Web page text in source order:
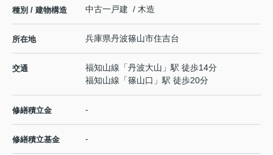
種別 / 建物構造 中古一戸建 / 木造
所在地 兵庫県丹波篠山市住吉台
交通 福知山線 「丹波大山 」駅 徒歩14分
福知山線 「篠山口 」駅 徒歩20分
修繕積立金 -
修繕積立基金 -